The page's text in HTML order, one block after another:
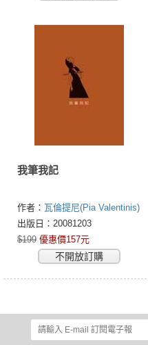
我筆我記
作者： 瓦倫提尼(Pia Valentinis)
出版日：20081203
$199 優惠價157元
不開放訂購